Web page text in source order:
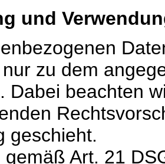
und
zu dem
Dabei beachten
geschieht.
gemäß Art. 21